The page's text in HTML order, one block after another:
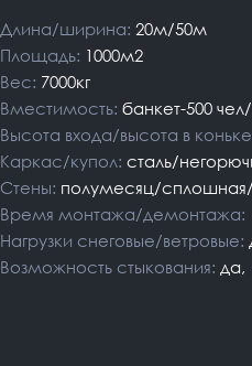
Длина/ширина: 20м/50м
Площадь: 1000м2
Вес: 7000кг
Вместимость: банкет-500
Высота входа/высота в
Каркас/купол: сталь/
Стены: полумесяц/
Время монтажа/демонтажа:
Нагрузки снеговые/ветровые:
Возможность стыкования: да,